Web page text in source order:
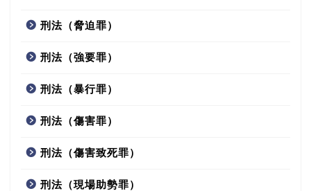
刑法（脅迫罪）
刑法（強要罪）
刑法（暴行罪）
刑法（傷害罪）
刑法（傷害致死罪）
刑法（現場助勢罪）